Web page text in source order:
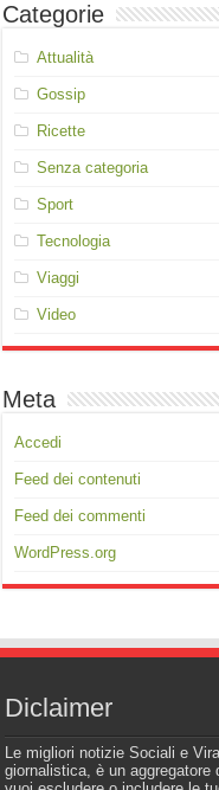
Categorie
Attualità
Gossip
Ricette
Senza categoria
Sport
Tecnologia
Viaggi
Video
Meta
Accedi
Feed dei contenuti
Feed dei commenti
WordPress.org
Diclaimer
Le migliori notizie Sociali e
giornalistica, è un